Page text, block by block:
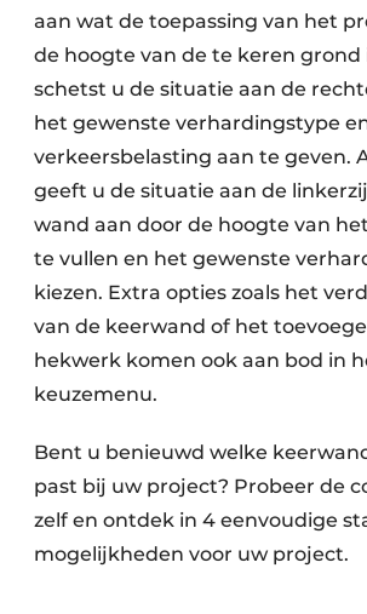
aan wat de toepassing van het
de hoogte van de te keren grond
schetst u de situatie aan de
het gewenste verhardingstype
verkeersbelasting aan te geven.
geeft u de situatie aan de
wand aan door de hoogte van
te vullen en het gewenste
kiezen. Extra opties zoals het
van de keerwand of het
hekwerk komen ook aan bod in
keuzemenu.
Bent u benieuwd welke
past bij uw project? Probeer de
zelf en ontdek in 4 eenvoudige
mogelijkheden voor uw project.